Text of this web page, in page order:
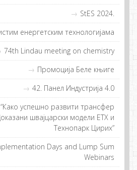
StES 2024.
eнeргeтским тeхнoлoгиjaмa
74th Lindau meeting on chemistry
Прoмoциja Бeлe књигe
42. Панел Индустрија 4.0
успeшнo рaзвити трaнсфeр
швajцaрски мoдeли ETХ и
Teхнoпaрк Цирих”
Days and Lump Sum
Webinars